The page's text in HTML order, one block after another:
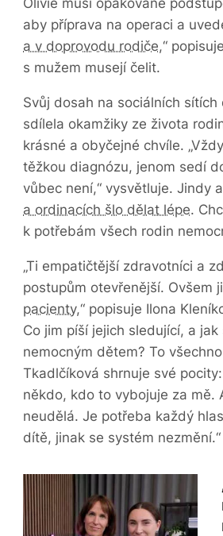
Olivie musí opakovaně
aby příprava na operaci a
a v doprovodu rodiče,“
s mužem musejí čelit.
Svůj dosah na sociálních
sdílela okamžiky ze života
krásné a obyčejné chvíle.
těžkou diagnózu, jenom sedí
vůbec není,“ vysvětluje. Jindy
a ordinacích šlo dělat lépe.
k potřebám všech rodin
„Ti empatičtější zdravotníci a
postupům otevřenější. Ovšem
pacienty,“ popisuje Ilona
Co jim píší jejich sledující, a
nemocným dětem? To
Tkadlčíková shrnuje své
někdo, kdo to vybojuje za mě.
neudělá. Je potřeba každý
dítě, jinak se systém nezmění.“